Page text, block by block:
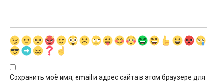
Сохранить моё имя, email и адрес сайта в этом браузере для